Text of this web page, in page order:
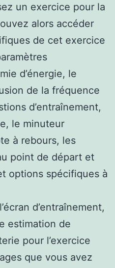
un exercice pour la
alors accéder
de cet exercice
d’énergie, le
de la fréquence
d’entraînement,
le minuteur
à rebours, les
point de départ et
options spécifiques à
d’entraînement,
estimation de
pour l’exercice
que vous avez